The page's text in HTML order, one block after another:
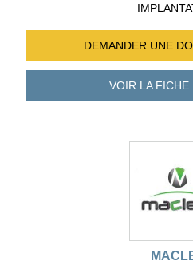
DEMANDER UNE
VOIR LA FICHE